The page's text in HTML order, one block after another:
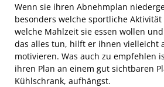
Wenn sie ihren Abnehmplan
besonders welche sportliche
welche Mahlzeit sie essen wollen
das alles tun, hilft er ihnen vielleicht
motivieren. Was auch zu empfehlen
ihren Plan an einem gut sichtbaren
Kühlschrank, aufhängst.